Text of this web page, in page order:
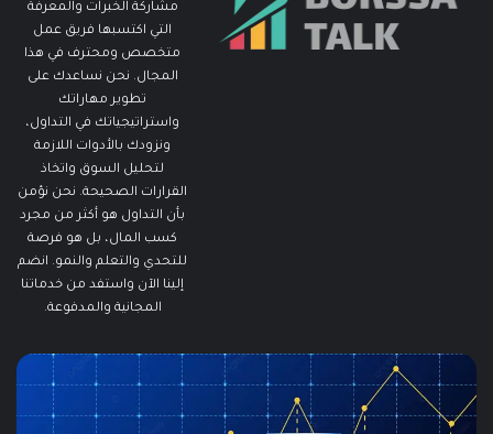
مشاركة الخبرات والمعرفة
التي اكتسبها فريق عمل
متخصص ومحترف في هذا
المجال. نحن نساعدك على
تطوير مهاراتك
واستراتيجياتك في التداول،
ونزودك بالأدوات اللازمة
لتحليل السوق واتخاذ
القرارات الصحيحة. نحن نؤمن
بأن التداول هو أكثر من مجرد
كسب المال، بل هو فرصة
للتحدي والتعلم والنمو. انضم
إلينا الآن واستفد من خدماتنا
المجانية والمدفوعة.
مطالبات
البطالة
في